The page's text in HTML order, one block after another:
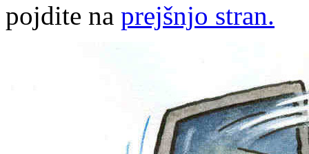
pojdite na prejšnjo stran.